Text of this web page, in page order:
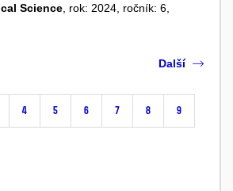
Science, rok: 2024, ročník: 6,
4 5 6 7 8 9
Další